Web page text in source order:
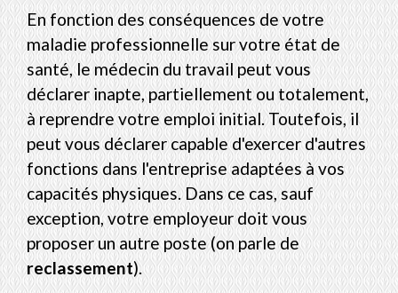
En fonction des conséquences de votre
maladie professionnelle sur votre état de
santé, le médecin du travail peut vous
déclarer inapte, partiellement ou totalement,
à reprendre votre emploi initial. Toutefois, il
peut vous déclarer capable d'exercer d'autres
fonctions dans l'entreprise adaptées à vos
capacités physiques. Dans ce cas, sauf
exception, votre employeur doit vous
proposer un autre poste (on parle de
reclassement).